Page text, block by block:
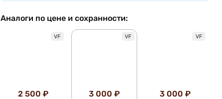
Аналоги по цене и сохранности:
VF
2 500 ₽
VF
3 000 ₽
VF
3 000 ₽